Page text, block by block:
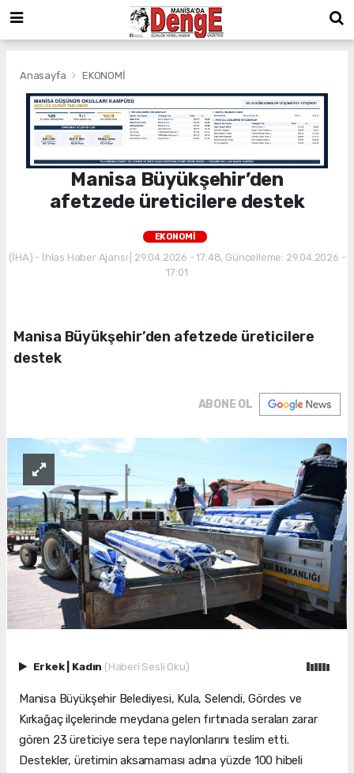
Anasayfa EKONOMİ
Manisa Büyükşehir’den
afetzede üreticilere destek
EKONOMİ
(İHA) - İhlas Haber Ajansı | 29.04.2026 - 17:48, Güncelleme: 29.04.2026 -
17:01
Manisa Büyükşehir’den afetzede üreticilere
destek
ABONE OL
Erkek Kadın (Haberi Sesli Oku)
Manisa Büyükşehir Belediyesi, Kula, Selendi, Gördes ve
Kırkağaç ilçelerinde meydana gelen fırtınada seraları zarar
gören 23 üreticiye sera tepe naylonlarını teslim etti.
Destekler, üretimin aksamaması adına yüzde 100 hibeli